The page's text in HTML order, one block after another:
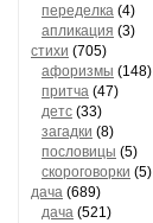
переделка (4)
апликация (3)
стихи (705)
афоризмы (148)
притча (47)
детс (33)
загадки (8)
пословицы (5)
скороговорки (5)
дача (689)
дача (521)